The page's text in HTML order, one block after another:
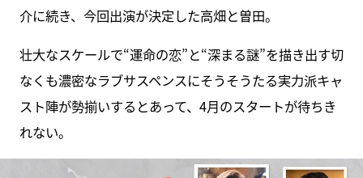
介に続き、今回出演が決定した高畑と曽田。
壮大なスケールで“運命の恋”と“深まる謎”を描き出す切
なくも濃密なラブサスペンスにそうそうたる実力派キャ
スト陣が勢揃いするとあって、4月のスタートが待ちき
れない。